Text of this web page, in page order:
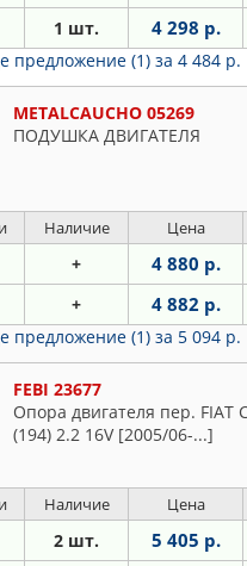
1 шт. 4 298 р.
предложение (1) за 4 484 р.
METALCAUCHO 05269
ПОДУШКА ДВИГАТЕЛЯ
Наличие Цена
+ 4 880 р.
+ 4 882 р.
предложение (1) за 5 094 р.
FEBI 23677
Опора двигателя пер. FIAT
(194) 2.2 16V [2005/06-...]
Наличие Цена
2 шт. 5 405 р.